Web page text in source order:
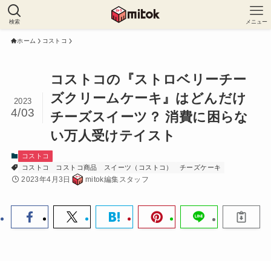
検索 メニュー
ホーム コストコ
コストコの『ストロベリーチー
ズクリームケーキ』はどんだけ
チーズスイーツ？ 消費に困らな
い万人受けテイスト
2023
4/03
コストコ
コストコ
コストコ商品 スイーツ（コストコ） チーズケーキ
2023年4月3日 mitok編集スタッフ